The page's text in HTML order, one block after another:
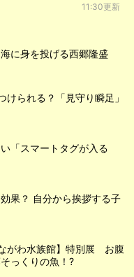
11:30更新
に身を投げる西郷隆盛
られる？「見守り瞬足」
「スマートタグが入る
果？ 自分から挨拶する子
がわ水族館】特別展 お腹
っくりの魚！?